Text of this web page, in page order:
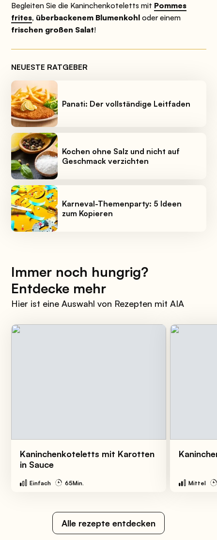
Begleiten Sie die Kaninchenkoteletts mit Pommes
frites, überbackenem Blumenkohloder einem
frischen großen Salat!
NEUESTE RATGEBER
Panati: Der vollständige Leitfaden
Kochen ohne Salz und nicht auf
Geschmack verzichten
Karneval-Themenparty: 5 Ideen
zum Kopieren
Immer noch hungrig?
Entdecke mehr
Hier ist eine Auswahl von Rezepten mit AIA
Kaninchenkoteletts mit Karotten
in Sauce
Einfach 65Min. Mittel
Alle rezepte entdecken